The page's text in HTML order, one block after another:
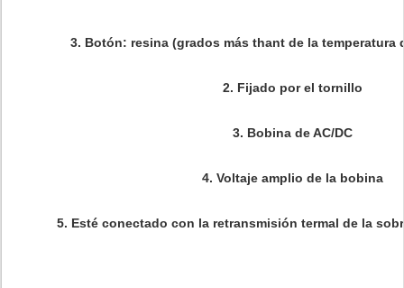
3. Botón: resina (grados más thant de la temperatura
2. Fijado por el tornillo
3. Bobina de AC/DC
4. Voltaje amplio de la bobina
5. Esté conectado con la retransmisión termal de la